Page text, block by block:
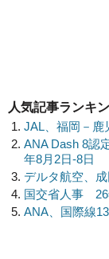
人気記事ランキ
JAL、福岡－
ANA Dash 8認
年8月2日-8日
デルタ航空、
国交省人事 26
ANA、国際線